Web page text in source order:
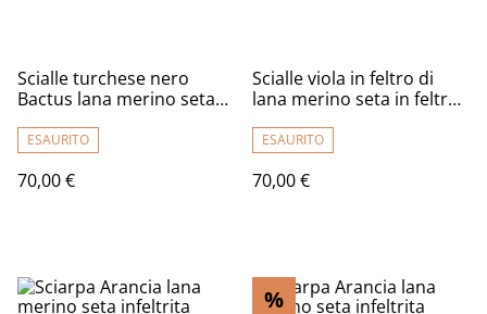
Scialle turchese nero
Bactus lana merino seta
Sciarpa infeltrito
infeltrimento fiori donna
Scialle Regalo unico
ESAURITO
70,00 €
Scialle viola in feltro di
lana merino seta in feltro
per le donne Regalo unico
per le donne ragazza stile
boho
ESAURITO
70,00 €
%